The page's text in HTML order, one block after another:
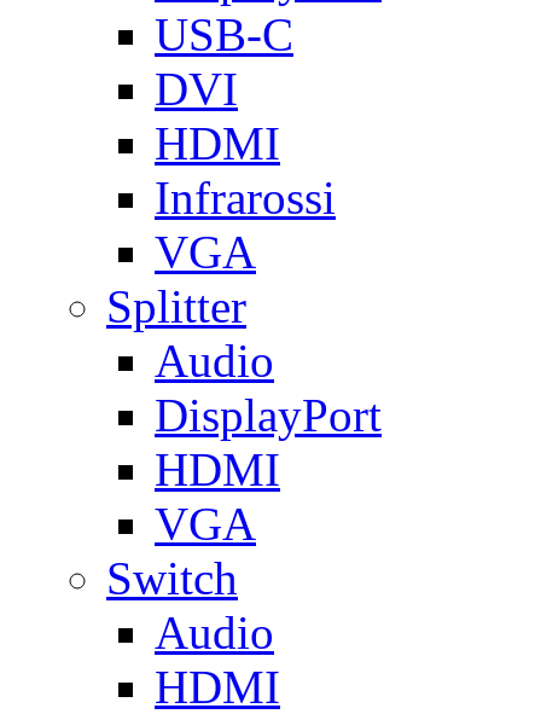
USB-C
DVI
HDMI
Infrarossi
VGA
Splitter
Audio
DisplayPort
HDMI
VGA
Switch
Audio
HDMI